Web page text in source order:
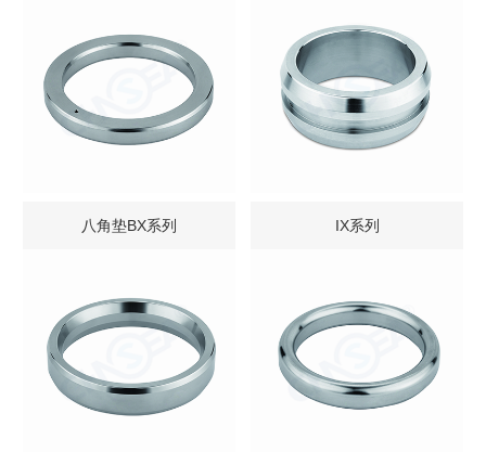
八角垫BX系列 IX系列